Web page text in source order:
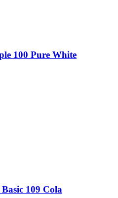
100 Pure White
109 Cola